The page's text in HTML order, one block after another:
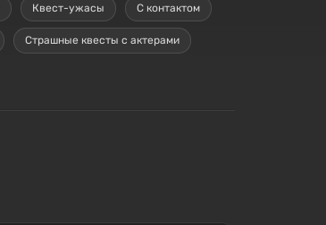
Квест-ужасы С контактом
Страшные квесты с актерами